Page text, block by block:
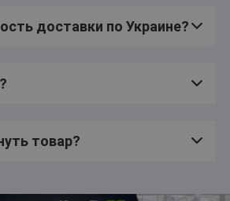
доставки по Украине?
товар?